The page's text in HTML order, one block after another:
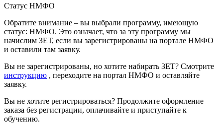
Экологическая безопасность в
промышленности
Техносферная безопасность
Безопасность труда
Статус НМФО
Обратите внимание – вы выбрали программу, имеющую
статус: НМФО. Это означает, что за эту программу мы
начислим ЗЕТ, если вы зарегистрированы на портале НМФО
и оставили там заявку.
Вы не зарегистрированы, но хотите набирать ЗЕТ? Смотрите
инструкцию , переходите на портал НМФО и оставляйте
заявку.
Вы не хотите регистрироваться? Продолжите оформление
заказа без регистрации, оплачивайте и приступайте к
обучению.